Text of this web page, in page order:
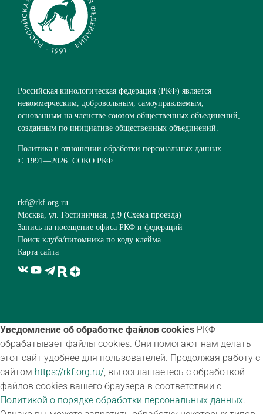
Российская кинологическая федерация (РКФ) является
некоммерческим, добровольным, самоуправляемым,
основанным на членстве союзом общественных объединений,
созданным по инициативе общественных объединений.
Политика в отношении обработки персональных данных
© 1991—2026. СОКО РКФ
rkf@rkf.org.ru
Москва, ул. Гостиничная, д.9 (Схема проезда)
Запись на посещение офиса РКФ и федераций
Поиск клуба/питомника по коду клейма
Карта сайта
Уведомление об обработке файлов cookies РКФ
обрабатывает файлы cookies. Они помогают нам делать
этот сайт удобнее для пользователей. Продолжая работу с
сайтом https://rkf.org.ru/, вы соглашаетесь с обработкой
файлов cookies вашего браузера в соответствии с
Политикой о порядке обработки персональных данных.